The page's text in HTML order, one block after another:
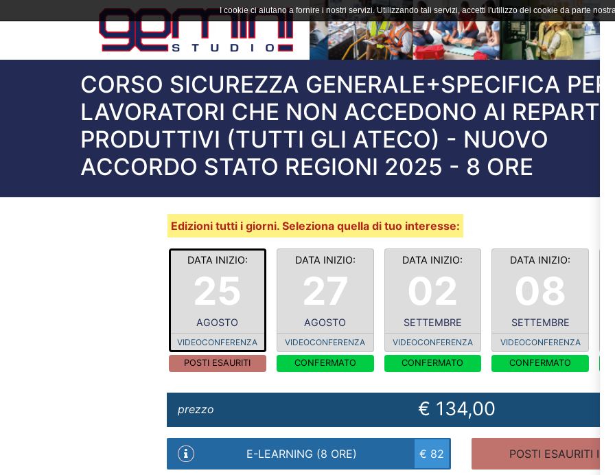
CORSO SICUREZZA GENERALE+SPECIFICA PER
LAVORATORI CHE NON ACCEDONO AI REPARTI
PRODUTTIVI (TUTTI GLI ATECO) - NUOVO
ACCORDO STATO REGIONI 2025 - 8 ORE
I cookie ci aiutano a fornire i nostri servizi. Utilizzando tali servizi, accetti l'utilizzo dei cookie da parte